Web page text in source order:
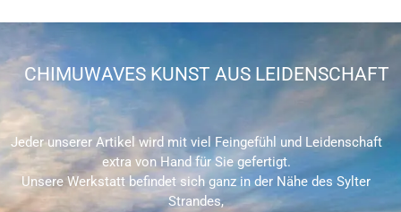
Jeder unserer Artikel wird mit viel Feingefühl und Leidenschaft
extra von Hand für Sie gefertigt.
Unsere Werkstatt befindet sich ganz in der Nähe des Sylter
Strandes,
CHIMUWAVES KUNST AUS LEIDENSCHAFT